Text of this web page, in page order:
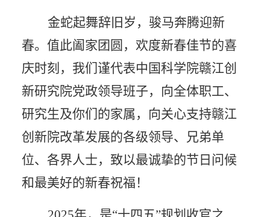
金蛇起舞辞旧岁，骏马奔腾迎新
春。值此阖家团圆，欢度新春佳节的喜
庆时刻，我们谨代表中国科学院赣江创
新研究院党政领导班子， 向全体职工、
研究生及你们的家属，向关心支持赣江
创新院改革发展的各级领导、兄弟单
位、各界人士，致以最诚挚的节日问候
和最美好的新春祝福！